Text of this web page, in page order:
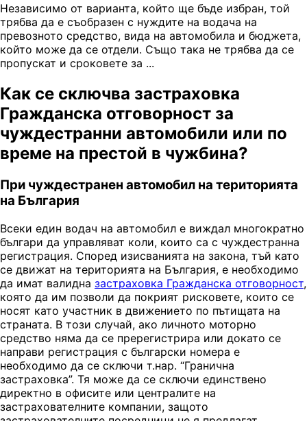
Независимо от варианта, който ще бъде избран, той
трябва да е съобразен с нуждите на водача на
превозното средство, вида на автомобила и бюджета,
който може да се отдели. Също така не трябва да се
пропускат и сроковете за ...
Как се сключва застраховка
Гражданска отговорност за
чуждестранни автомобили или по
време на престой в чужбина?
При чуждестранен автомобил на територията
на България
Всеки един водач на автомобил е виждал многократно
българи да управляват коли, които са с чуждестранна
регистрация. Според изисванията на закона, тъй като
се движат на територията на България, е необходимо
да имат валидна застраховка Гражданска отговорност,
която да им позволи да покрият рисковете, които се
носят като участник в движението по пътищата на
страната. В този случай, ако личното моторно
средство няма да се пререгистрира или докато се
направи регистрация с български номера е
необходимо да се сключи т.нар. “Гранична
застраховка”. Тя може да се сключи единствено
директно в офисите или централите на
застрахователните компании, защото